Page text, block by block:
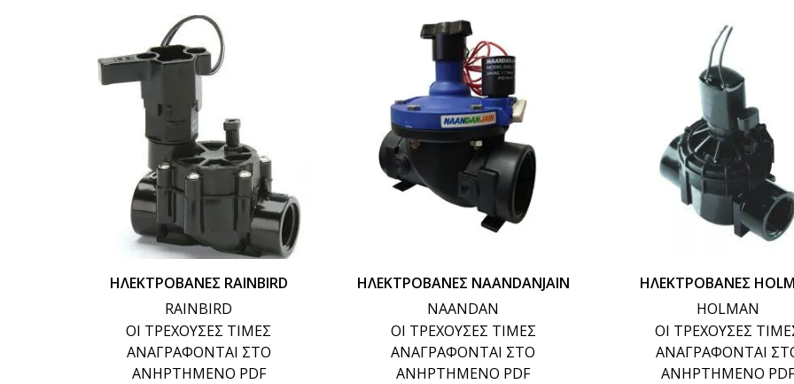
ΗΛΕΚΤΡΟΒΑΝΕΣ RAINBIRD
RAINBIRD
ΟΙ ΤΡΕΧΟΥΣΕΣ ΤΙΜΕΣ
ΑΝΑΓΡΑΦΟΝΤΑΙ ΣΤΟ
ΑΝΗΡΤΗΜΕΝΟ PDF
ΗΛΕΚΤΡΟΒΑΝΕΣ NAANDANJAIN
NAANDAN
ΟΙ ΤΡΕΧΟΥΣΕΣ ΤΙΜΕΣ
ΑΝΑΓΡΑΦΟΝΤΑΙ ΣΤΟ
ΑΝΗΡΤΗΜΕΝΟ PDF
ΗΛΕΚΤΡΟΒΑΝΕΣ
HOLMAN
ΟΙ ΤΡΕΧΟΥΣΕΣ
ΑΝΑΓΡΑΦΟΝΤΑΙ
ΑΝΗΡΤΗΜΕΝΟ PDF